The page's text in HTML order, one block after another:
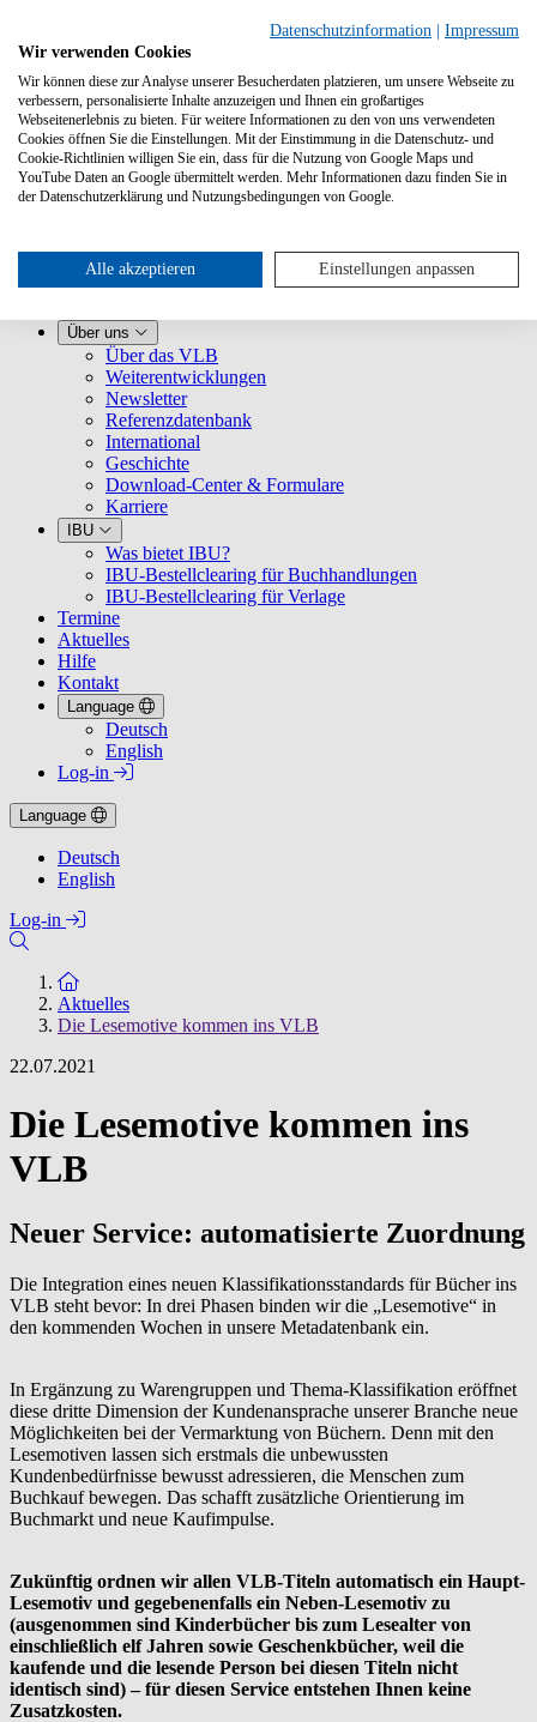
Leistungen
VLB kennenlernen
Für Selfpublisher
Für Dienstleister
Über uns
Über das VLB
Weiterentwicklungen
Newsletter
Referenzdatenbank
International
Geschichte
Download-Center & Formulare
Karriere
IBU
Was bietet IBU?
IBU-Bestellclearing für Buchhandlungen
IBU-Bestellclearing für Verlage
Termine
Aktuelles
Hilfe
Kontakt
Language
Deutsch
English
Log-in
Language
Deutsch
English
Log-in
Zur Startseite
Aktuelles
Die Lesemotive kommen ins VLB
22.07.2021
Die Lesemotive kommen ins
VLB
Neuer Service: automatisierte Zuordnung
Die Integration eines neuen Klassifikationsstandards für Bücher ins
VLB steht bevor: In drei Phasen binden wir die „Lesemotive“ in
den kommenden Wochen in unsere Metadatenbank ein.
In Ergänzung zu Warengruppen und Thema-Klassifikation eröffnet
diese dritte Dimension der Kundenansprache unserer Branche neue
Möglichkeiten bei der Vermarktung von Büchern. Denn mit den
Lesemotiven lassen sich erstmals die unbewussten
Kundenbedürfnisse bewusst adressieren, die Menschen zum
Buchkauf bewegen. Das schafft zusätzliche Orientierung im
Buchmarkt und neue Kaufimpulse.
Zukünftig ordnen wir allen VLB-Titeln automatisch ein Haupt-
Lesemotiv und gegebenenfalls ein Neben-Lesemotiv zu
(ausgenommen sind Kinderbücher bis zum Lesealter von
einschließlich elf Jahren sowie Geschenkbücher, weil die
kaufende und die lesende Person bei diesen Titeln nicht
identisch sind) – für diesen Service entstehen Ihnen keine
Zusatzkosten.
Datenschutzinformation
Impressum
Wir verwenden Cookies
Wir können diese zur Analyse unserer Besucherdaten platzieren, um unsere Webseite zu
verbessern, personalisierte Inhalte anzuzeigen und Ihnen ein großartiges
Webseitenerlebnis zu bieten. Für weitere Informationen zu den von uns verwendeten
Cookies öffnen Sie die Einstellungen. Mit der Einstimmung in die Datenschutz- und
Cookie-Richtlinien willigen Sie ein, dass für die Nutzung von Google Maps und
YouTube Daten an Google übermittelt werden. Mehr Informationen dazu finden Sie in
der Datenschutzerklärung und Nutzungsbedingungen von Google.
Alle akzeptieren Einstellungen anpassen